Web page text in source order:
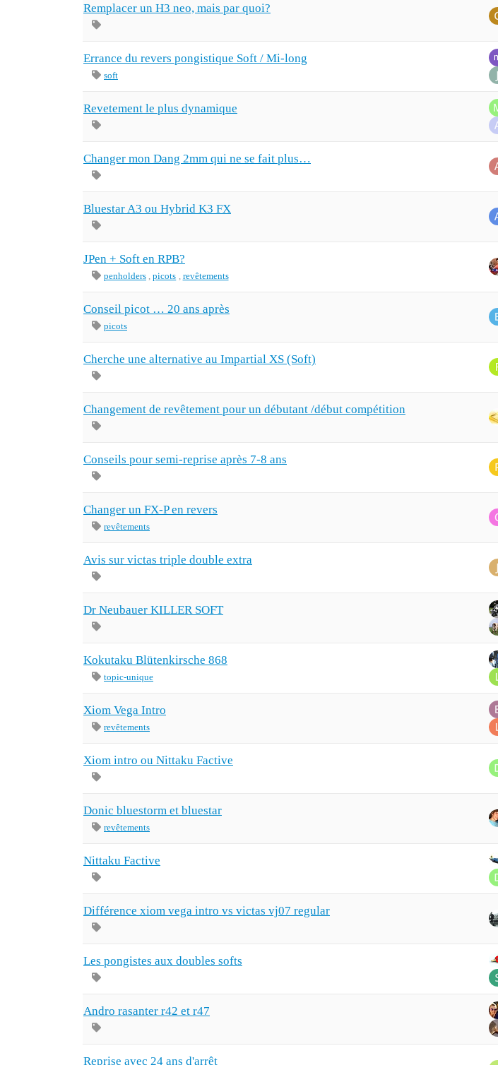
Remplacer un H3 neo, mais par quoi?
Errance du revers pongistique Soft / Mi-long
soft
Revetement le plus dynamique
Changer mon Dang 2mm qui ne se fait plus…
Bluestar A3 ou Hybrid K3 FX
JPen + Soft en RPB?
penholders ,picots , revêtements
Conseil picot … 20 ans après
picots
Cherche une alternative au Impartial XS (Soft)
Changement de revêtement pour un débutant /début compétition
Conseils pour semi-reprise après 7-8 ans
Changer un FX-P en revers
revêtements
Avis sur victas triple double extra
Dr Neubauer KILLER SOFT
Kokutaku Blütenkirsche 868
topic-unique
Xiom Vega Intro
revêtements
Xiom intro ou Nittaku Factive
Donic bluestorm et bluestar
revêtements
Nittaku Factive
Différence xiom vega intro vs victas vj07 regular
Les pongistes aux doubles softs
Andro rasanter r42 et r47
Reprise avec 24 ans d'arrêt